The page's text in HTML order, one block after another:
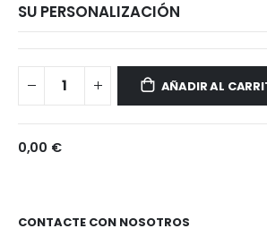
SU PERSONALIZACIÓN
AÑADIR AL
0,00 €
CONTACTE CON NOSOTROS